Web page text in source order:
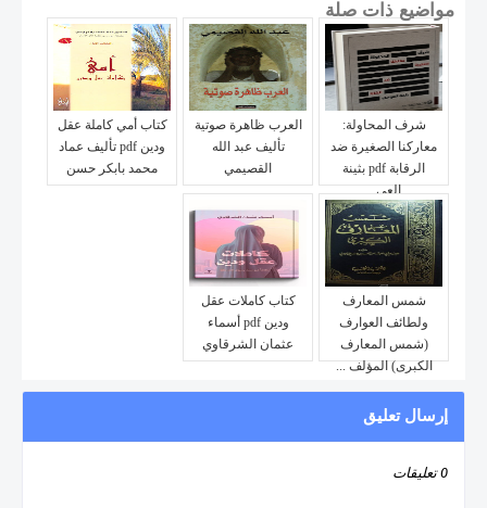
مواضيع ذات صلة
شرف المحاولة:
معاركنا الصغيرة ضد
الرقابة pdf بثينة
العي...
العرب ظاهرة صوتية
تأليف عبد الله
القصيمي
كتاب أمي كاملة عقل
ودين pdf تأليف عماد
محمد بابكر حسن
شمس المعارف
ولطائف العوارف
(شمس المعارف
الكبرى) المؤلف ...
كتاب كاملات عقل
ودين pdf أسماء
عثمان الشرقاوي
إرسال تعليق
0 تعليقات